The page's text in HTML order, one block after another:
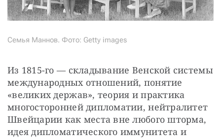
Семья Маннов. Фото: Getty images
Из 1815-го — складывание Венской системы
международных отношений, понятие
«великих держав», теория и практика
многосторонней дипломатии, нейтралитет
Швейцарии как места вне любого шторма,
идея дипломатического иммунитета и